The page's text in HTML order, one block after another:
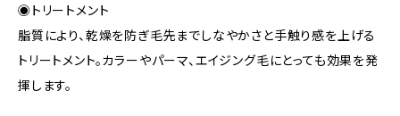
◉トリートメント
脂質により、乾燥を防ぎ毛先までしなやかさと手触り感を上げる
トリートメント。カラーやパーマ、エイジング毛にとっても効果を発
揮します。